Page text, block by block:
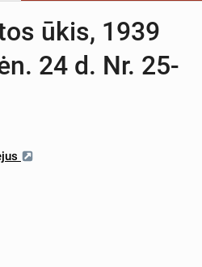
ūkis, 1939
24 d. Nr. 25-